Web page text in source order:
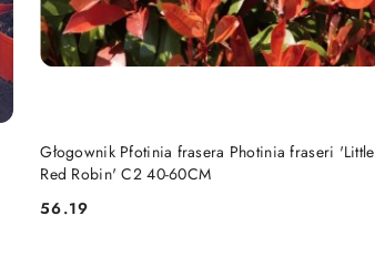
Głogownik Pfotinia frasera Photinia fraseri 'Little
Red Robin' C2 40-60CM
Cena:
56.19
PRODUKT NIEDOSTĘPNY